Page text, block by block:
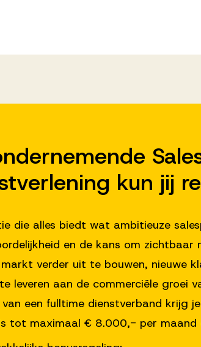
kun jij
die alles biedt wat ambitieuze
en de kans om
verder uit te bouwen, nieuwe
leveren aan de commerciële groei
een fulltime dienstverband krijg
tot maximaal € 8.000,- per maand